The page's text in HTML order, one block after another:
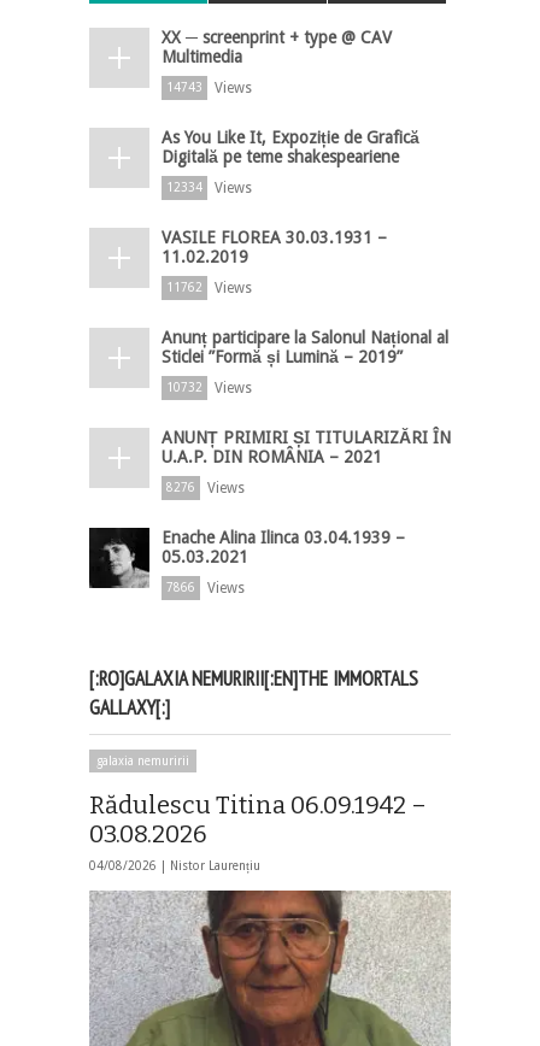
XX ─ screenprint + type @ CAV
Multimedia
14743 Views
As You Like It, Expoziție de Grafică
Digitală pe teme shakespeariene
12334 Views
VASILE FLOREA 30.03.1931 –
11.02.2019
11762 Views
Anunț participare la Salonul Național al
Sticlei ”Formă și Lumină – 2019”
10732 Views
ANUNȚ PRIMIRI ȘI TITULARIZĂRI ÎN
U.A.P. DIN ROMÂNIA – 2021
8276 Views
Enache Alina Ilinca 03.04.1939 –
05.03.2021
7866 Views
[:RO]GALAXIA NEMURIRII[:EN]THE IMMORTALS
GALLAXY[:]
galaxia nemuririi
Rădulescu Titina 06.09.1942 –
03.08.2026
04/08/2026 | Nistor Laurențiu